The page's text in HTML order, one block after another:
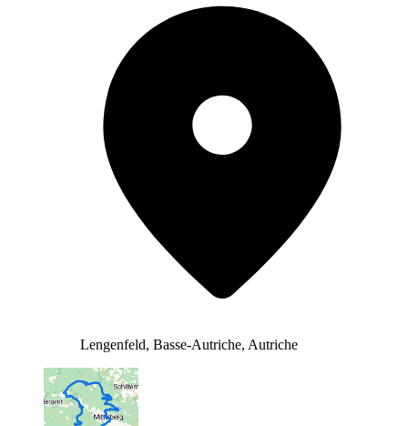
Lengenfeld, Basse-Autriche, Autriche